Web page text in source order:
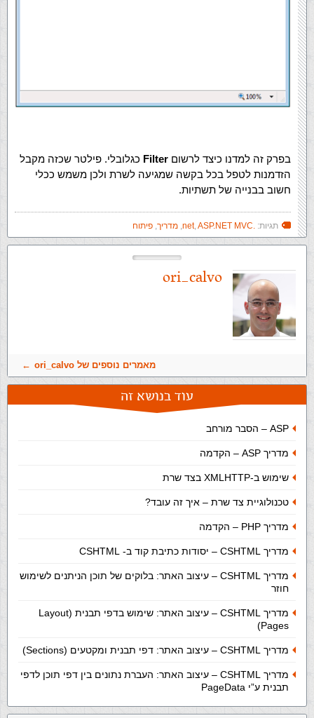
בפרק זה למדנו כיצד לרשום Filter כגלובלי. פילטר שכזה מקבל
הזדמנות לטפל בכל בקשה שמגיעה לשרת ולכן משמש ככלי
חשוב בבנייה של תשתיות.
תגיות: .net
,ASP.NET MVC
, מדריך, פיתוח
ori_calvo
מאמרים נוספים של ori_calvo
עוד בנושא זה
ASP – הסבר מורחב
מדריך ASP – הקדמה
שימוש ב-XMLHTTP בצד שרת
טכנולוגיית צד שרת – איך זה עובד?
מדריך PHP – הקדמה
מדריך CSHTML – יסודות כתיבת קוד ב- CSHTML
מדריך CSHTML – עיצוב האתר: בלוקים של תוכן הניתנים לשימוש
חוזר
מדריך CSHTML – עיצוב האתר: שימוש בדפי תבנית (Layout
Pages)
מדריך CSHTML – עיצוב האתר: דפי תבנית ומקטעים (Sections)
מדריך CSHTML – עיצוב האתר: העברת נתונים בין דפי תוכן לדפי
תבנית ע”י PageData